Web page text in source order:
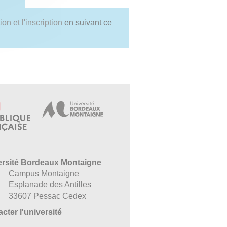
et l'inscription en suivant ce
Bordeaux Montaigne
Campus Montaigne
Esplanade des Antilles
33607 Pessac Cedex
l'université